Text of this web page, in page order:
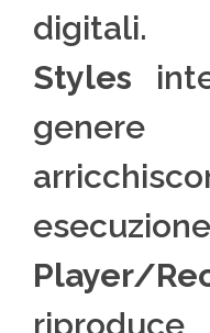
Styles
Player/